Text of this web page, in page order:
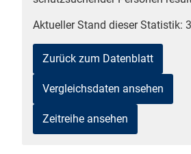
Aktueller Stand dieser Statistik:
Zurück zum Datenblatt
Vergleichsdaten ansehen
Zeitreihe ansehen